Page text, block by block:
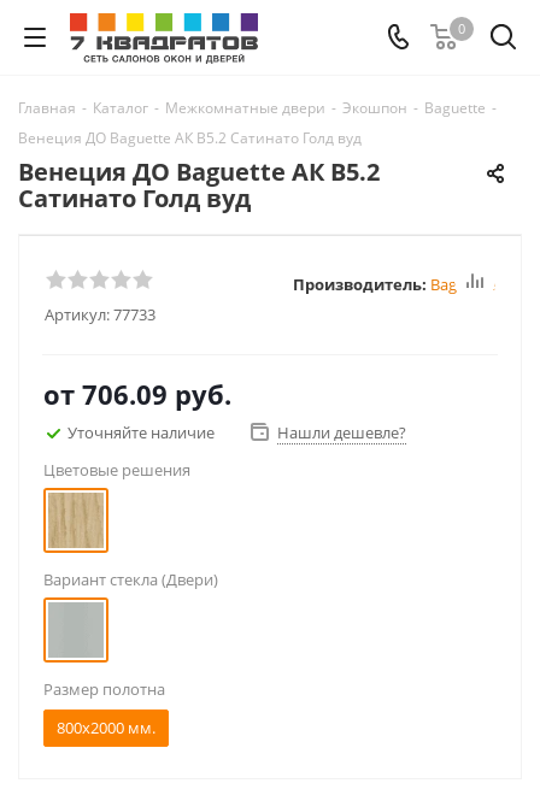
0
Главная - Каталог - Межкомнатные двери - Экошпон - Baguette -
Венеция ДО Baguette АК B5.2 Сатинато Голд вуд
Венеция ДО Baguette АК B5.2
Сатинато Голд вуд
Артикул:77733
Производитель: Baguette
от 706.09 руб.
Уточняйте наличие
Нашли дешевле?
Цветовые решения
Вариант стекла (Двери)
Размер полотна
800x2000 мм.